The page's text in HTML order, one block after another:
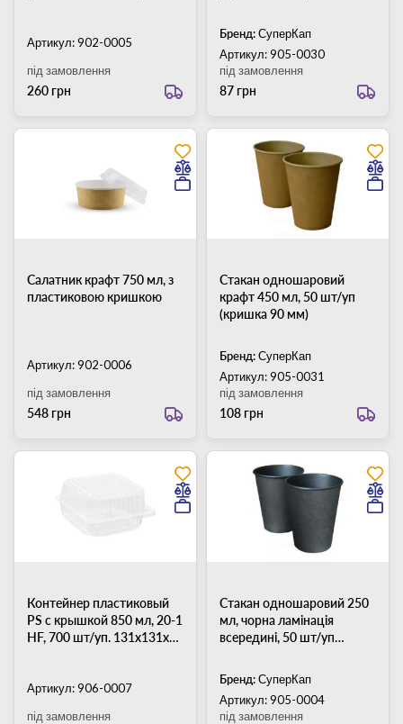
Артикул: 902-0005
260 грн
під замовлення
Бренд:СуперКап
Артикул: 905-0030
87 грн
під замовлення
Салатник крафт 750 мл, з
пластиковою кришкою
Артикул: 902-0006
548 грн
під замовлення
Стакан одношаровий
крафт 450 мл, 50 шт/уп
(кришка 90 мм)
Бренд:СуперКап
Артикул: 905-0031
108 грн
під замовлення
Контейнер пластиковый
PS c крышкой 850 мл, 20-1
HF, 700 шт/уп. 131х131х65
Артикул: 906-0007
під замовлення
Стакан одношаровий 250
мл, чорна ламінація
всередині, 50 шт/уп
Бренд:СуперКап
Артикул: 905-0004
під замовлення